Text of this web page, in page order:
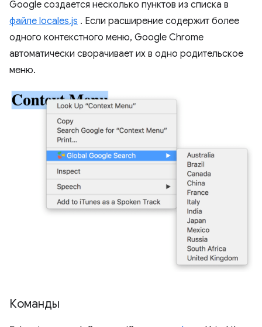
Google создается несколько пунктов из списка в
файле locales.js . Если расширение содержит более
одного контекстного меню, Google Chrome
автоматически сворачивает их в одно родительское
меню.
Команды